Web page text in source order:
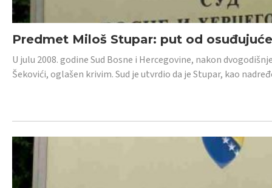
Predmet Miloš Stupar: put od
U julu 2008. godine Sud Bosne i Hercegovine, nakon
Šekovići, oglašen krivim. Sud je utvrdio da je Stupar, kao